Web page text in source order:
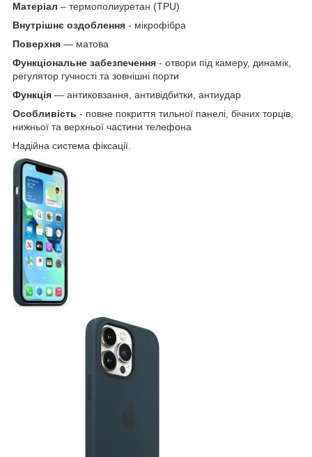
Матеріал – термополиуретан (TPU)
Внутрішнє оздоблення - мікрофібра
Поверхня — матова
Функціональне забезпечення - отвори під камеру, динамік,
регулятор гучності та зовнішні порти
Функція — антиковзання, антивідбитки, антиудар
Особливість - повне покриття тильної панелі, бічних торців,
нижньої та верхньої частини телефона
Надійна система фіксації.